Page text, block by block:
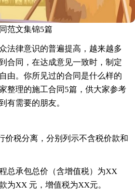
范文集锦5篇
法律意识的普遍提高，越来越多
合同，在达成意见一致时，制定
由。你所见过的合同是什么样的
整理的施工合同5篇，供大家参考
有需要的朋友。
价税分离，分别列示不含税价款和
总承包总价（含增值税）为XX
为XX 元，增值税为XX元。